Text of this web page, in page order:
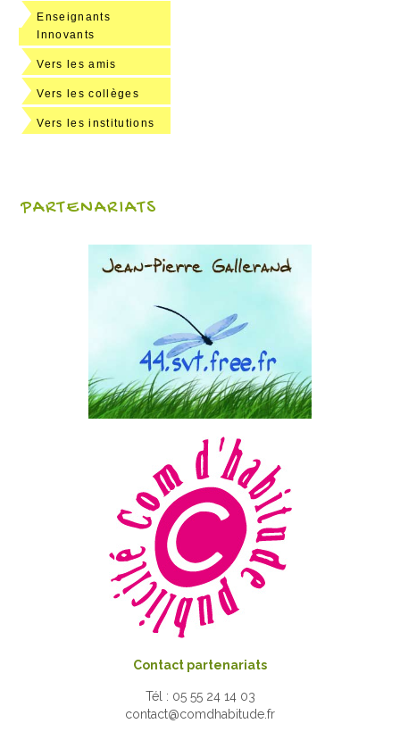
Enseignants
Innovants
Vers les amis
Vers les collèges
Vers les institutions
PARTENARIATS
Contact partenariats
Tél : 05 55 24 14 03
contact@comdhabitude.fr